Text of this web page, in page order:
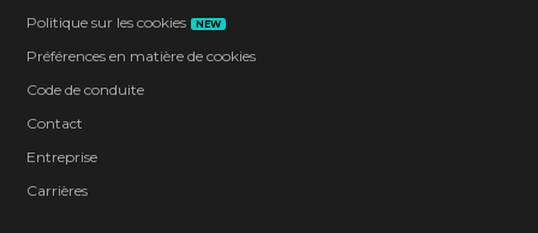
Politique sur les cookies
NEW
Préférences en matière de cookies
Code de conduite
Contact
Entreprise
Carrières